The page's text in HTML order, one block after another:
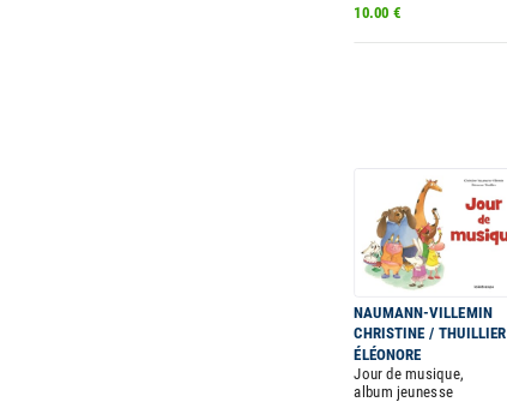
10.00 €
NAUMANN-VILLEMIN
CHRISTINE / THUILLIER
ÉLÉONORE
Jour de musique,
album jeunesse